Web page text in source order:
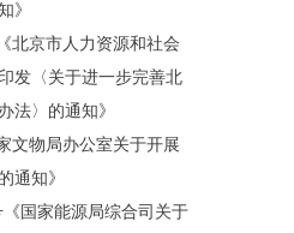
》
北京市人力资源和社会
发〈关于进一步完善北
法〉的通知》
文物局办公室关于开展
通知》
《国家能源局综合司关于